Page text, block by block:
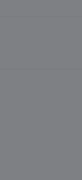
г. Минск,